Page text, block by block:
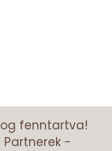
fenntartva!
Partnerek-